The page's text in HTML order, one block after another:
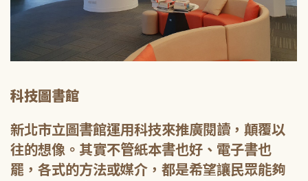
科技圖書館
新北市立圖書館運用科技來推廣閱讀，顛覆以
往的想像。其實不管紙本書也好、電子書也
罷，各式的方法或媒介，都是希望讓民眾能夠